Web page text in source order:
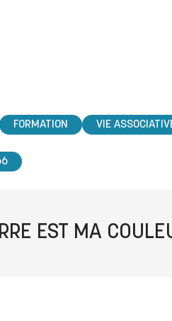
FORMATION VIE
EST MA